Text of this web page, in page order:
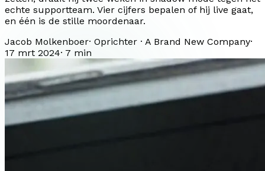
echte supportteam. Vier cijfers bepalen of hij live gaat,
en één is de stille moordenaar.
Jacob Molkenboer· Oprichter · A Brand New Company·
17 mrt 2024· 7 min